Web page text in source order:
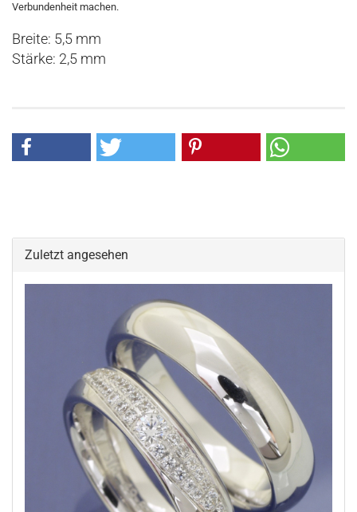
Verbundenheit machen.
Breite: 5,5 mm
Stärke: 2,5 mm
Zuletzt angesehen